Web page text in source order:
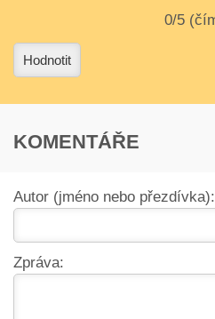
Hodnotit
KOMENTÁŘE
Autor (jméno nebo přezdívka):
Zpráva: